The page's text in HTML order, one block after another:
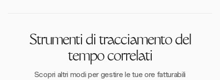
Strumenti di tracciamento del
tempo correlati
Scopri altri modi per gestire le tue ore fatturabili